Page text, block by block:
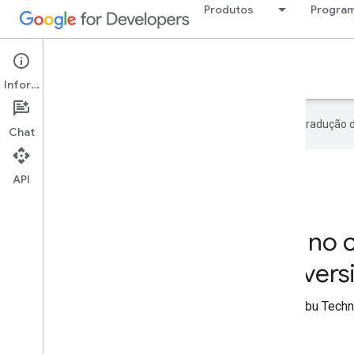
Produtos
Google Developer Program
O Google usa tecnologia de IA na
Membro do GDG no
Technological
Participou do GDG no campus da Cebu
Informações
Chat
API